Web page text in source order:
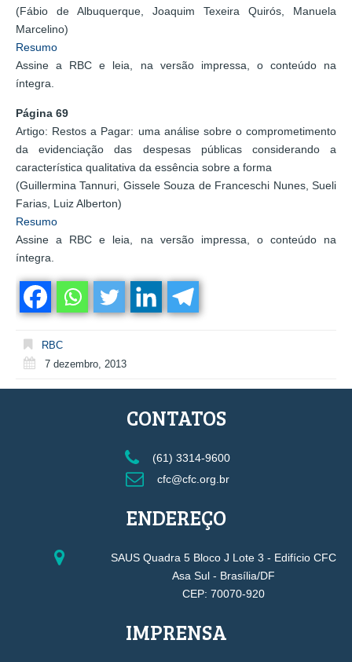
(Fábio de Albuquerque, Joaquim Texeira Quirós, Manuela
Marcelino)
Resumo
Assine a RBC e leia, na versão impressa, o conteúdo na
íntegra.
Página 69
Artigo: Restos a Pagar: uma análise sobre o comprometimento
da evidenciação das despesas públicas considerando a
característica qualitativa da essência sobre a forma
(Guillermina Tannuri, Gissele Souza de Franceschi Nunes, Sueli
Farias, Luiz Alberton)
Resumo
Assine a RBC e leia, na versão impressa, o conteúdo na
íntegra.
RBC
7 dezembro, 2013
CONTATOS
(61) 3314-9600
cfc@cfc.org.br
ENDEREÇO
SAUS Quadra 5 Bloco J Lote 3 - Edifício CFC
Asa Sul - Brasília/DF
CEP: 70070-920
IMPRENSA